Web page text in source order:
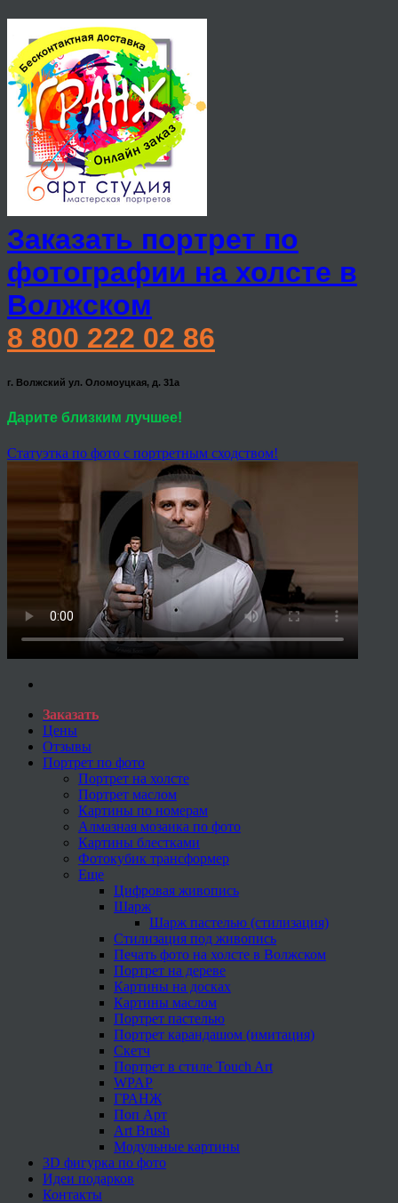
Заказать портрет по
фотографии на холсте в
Волжском
8 800 222 02 86
г. Волжский ул. Оломоуцкая, д. 31а
Дарите близким лучшее!
Статуэтка по фото с портретным сходством!
Заказать
Цены
Отзывы
Портрет по фото
Портрет на холсте
Портрет маслом
Картины по номерам
Алмазная мозаика по фото
Картины блестками
Фотокубик трансформер
Еще
Цифровая живопись
Шарж
Шарж пастелью (стилизация)
Стилизация под живопись
Печать фото на холсте в Волжском
Портрет на дереве
Картины на досках
Картины маслом
Портрет пастелью
Портрет карандашом (имитация)
Скетч
Портрет в стиле Touch Art
WPAP
ГРАНЖ
Поп Арт
Art Brush
Модульные картины
3D фигурка по фото
Идеи подарков
Контакты